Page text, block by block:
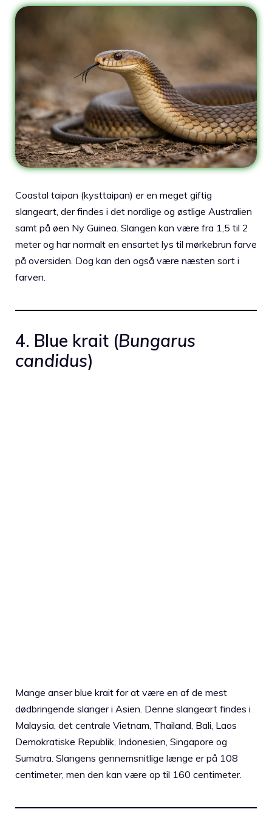
Coastal taipan (kysttaipan) er en meget giftig
slangeart, der findes i det nordlige og østlige Australien
samt på øen Ny Guinea. Slangen kan være fra 1,5 til 2
meter og har normalt en ensartet lys til mørkebrun farve
på oversiden. Dog kan den også være næsten sort i
farven.
4. Blue krait (Bungarus
candidus)
Mange anser blue krait for at være en af ​​de mest
dødbringende slanger i Asien. Denne slangeart findes i
Malaysia, det centrale Vietnam, Thailand, Bali, Laos
Demokratiske Republik, Indonesien, Singapore og
Sumatra. Slangens gennemsnitlige længe er på 108
centimeter, men den kan være op til 160 centimeter.